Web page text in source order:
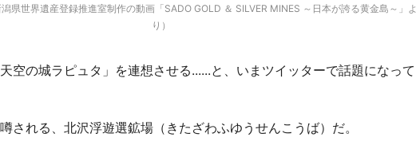
県世界遺産登録推進室制作の動画「SADO GOLD ＆ SILVER MINES ～日本が誇る黄金島～」よ
り）
空の城ラピュタ」を連想させる......と、いまツイッターで話題になって
される、北沢浮遊選鉱場（きたざわふゆうせんこうば）だ。